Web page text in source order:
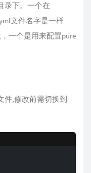
录下。一个在
文件名字是一样
一个是用来配置pure
件,修改前需切换到